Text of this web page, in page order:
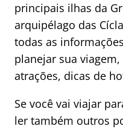
principais ilhas da
arquipélago das
todas as
planejar sua
atrações, dicas de
Se você vai viajar
ler também outros